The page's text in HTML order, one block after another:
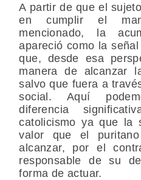
A partir de que el
en cumplir el
mencionado, la
apareció como la
que, desde esa
manera de alcanzar
salvo que fuera a
social. Aquí
diferencia
catolicismo ya que la
valor que el
alcanzar, por el
responsable de su
forma de actuar.